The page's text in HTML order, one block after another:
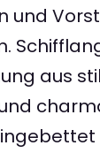
und
aus